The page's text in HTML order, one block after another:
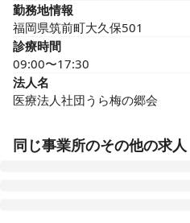
勤務地情報
福岡県筑前町大久保501
診療時間
09:00〜17:30
法人名
医療法人社団うら梅の郷会
同じ事業所のその他の求人